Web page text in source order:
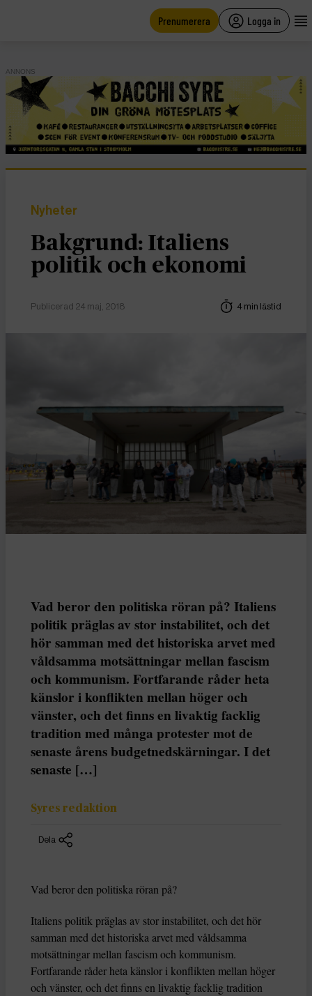
Prenumerera Logga in
ANNONS
Nyheter
Bakgrund: Italiens
politik och ekonomi
Publicerad 24 maj, 2018 4 min lästid
Vad beror den politiska röran på? Italiens
politik präglas av stor instabilitet, och det
hör samman med det historiska arvet med
våldsamma motsättningar mellan fascism
och kommunism. Fortfarande råder heta
känslor i konflikten mellan höger och
vänster, och det finns en livaktig facklig
tradition med många protester mot de
senaste årens budgetnedskärningar. I det
senaste […]
Syres redaktion
Dela
Vad beror den politiska röran på?
Italiens politik präglas av stor instabilitet, och det hör
samman med det historiska arvet med våldsamma
motsättningar mellan fascism och kommunism.
Fortfarande råder heta känslor i konflikten mellan höger
och vänster, och det finns en livaktig facklig tradition